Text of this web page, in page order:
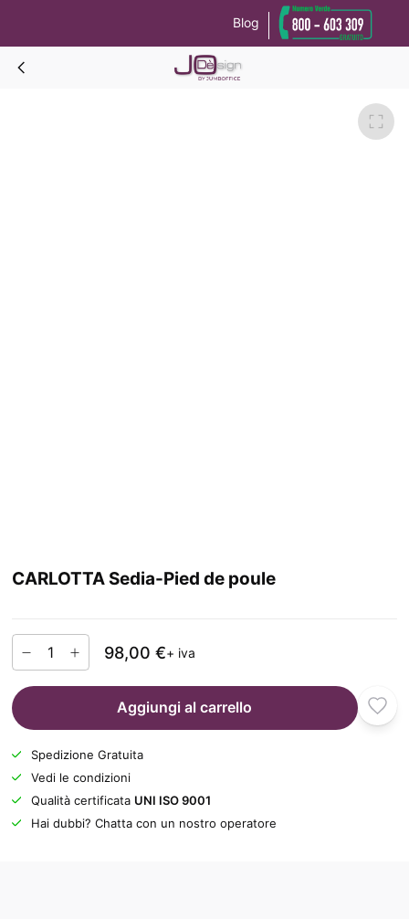
Blog
CARLOTTA Sedia-Pied de poule
CARLOTTA Sedia-Pied de poule
98,00 €+ iva
Aggiungi al carrello
Spedizione Gratuita
Vedi le condizioni
Qualità certificata UNI ISO 9001
Hai dubbi? Chatta con un nostro operatore
Informativa sulla raccolta
Le tue preferenze relative alla privacy